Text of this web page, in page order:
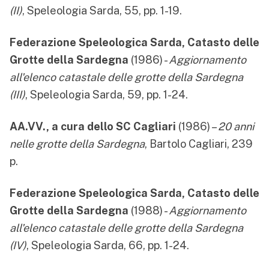
(II), Speleologia Sarda, 55, pp. 1-19.
Federazione Speleologica Sarda, Catasto delle
Grotte della Sardegna (1986) -Aggiornamento
all'elenco catastale delle grotte della Sardegna
(III), Speleologia Sarda, 59, pp. 1-24.
AA.VV., a cura dello SC Cagliari (1986) –20 anni
nelle grotte della Sardegna, Bartolo Cagliari, 239
p.
Federazione Speleologica Sarda, Catasto delle
Grotte della Sardegna (1988) -Aggiornamento
all'elenco catastale delle grotte della Sardegna
(IV), Speleologia Sarda, 66, pp. 1-24.